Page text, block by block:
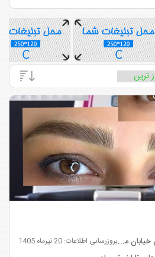
بروزرسانی اطلاعات: 20 تیرماه 1405
میلاد ...